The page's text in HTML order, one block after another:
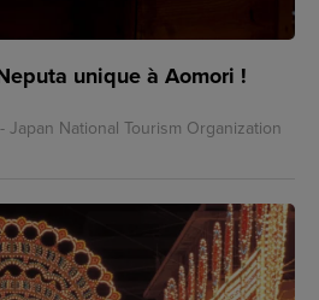
unique à Aomori !
Japan National Tourism Organization